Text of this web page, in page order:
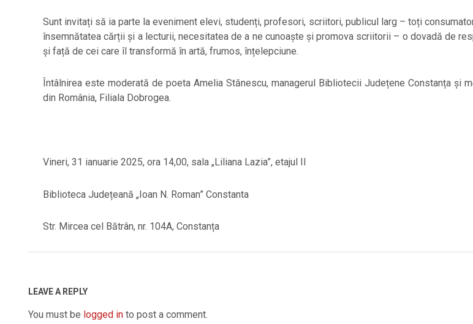
Sunt invitați să ia parte la eveniment elevi, studenți, profesori, scriitori, publicul larg – toți
însemnătatea cărții și a lecturii, necesitatea de a ne cunoaște și promova scriitorii – o dovadă de
și față de cei care îl transformă în artă, frumos, înțelepciune.
Întâlnirea este moderată de poeta Amelia Stănescu, managerul Bibliotecii Județene Constanța și
din România, Filiala Dobrogea.
Vineri, 31 ianuarie 2025, ora 14,00, sala „Liliana Lazia”, etajul II
Biblioteca Județeană „Ioan N. Roman” Constanta
Str. Mircea cel Bătrân, nr. 104A, Constanța
28
LEAVE A REPLY
You must be logged in to post a comment.